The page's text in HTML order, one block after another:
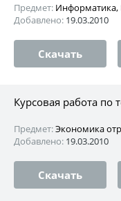
Предмет: Информатика,
Добавлено: 19.03.2010
Скачать
Курсовая работа по
Предмет:Экономика
Добавлено: 19.03.2010
Скачать